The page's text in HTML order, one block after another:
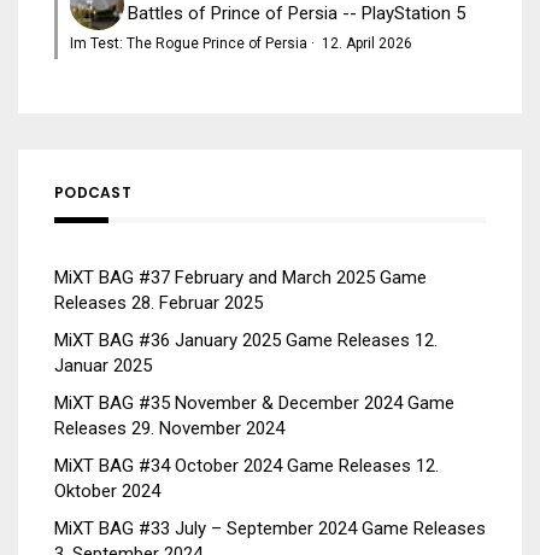
Battles of Prince of Persia -- PlayStation 5
Im Test: The Rogue Prince of Persia · 12. April 2026
PODCAST
MiXT BAG #37 February and March 2025 Game
Releases 28. Februar 2025
MiXT BAG #36 January 2025 Game Releases 12.
Januar 2025
MiXT BAG #35 November & December 2024 Game
Releases 29. November 2024
MiXT BAG #34 October 2024 Game Releases 12.
Oktober 2024
MiXT BAG #33 July – September 2024 Game Releases